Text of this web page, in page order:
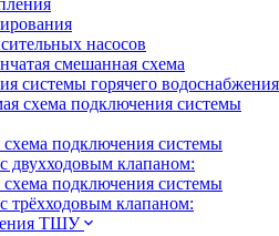
насосов
смешанная схема
системы горячего водоснабжения
схема подключения системы
схема подключения системы
двухходовым клапаном:
схема подключения системы
трёхходовым клапаном:
ТШУ